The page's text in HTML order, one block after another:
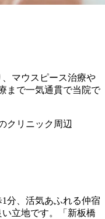
マウスピース治療や
まで一気通貫で当院で
分、活気あふれる仲宿
立地です。「新板橋